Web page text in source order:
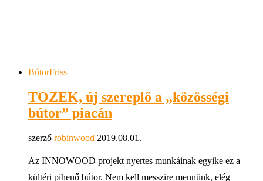
BútorFriss
TOZEK, új szereplő a „közösségi
bútor” piacán
szerző robinwood 2019.08.01.
Az INNOWOOD projekt nyertes munkáinak egyike ez a
kültéri pihenő bútor. Nem kell messzire mennünk, elég